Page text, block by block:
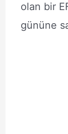
olan bir
gününe